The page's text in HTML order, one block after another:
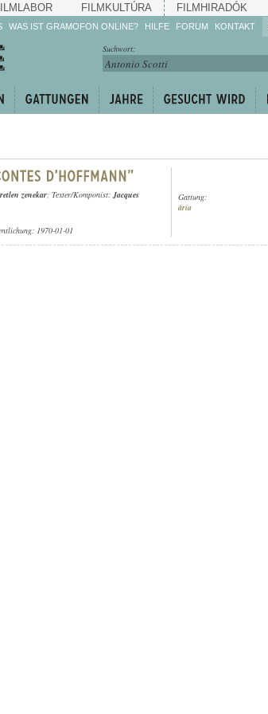
FILMKULTÚRA FILMHIRADÓK
WAS IST GRAMOFON ONLINE? HILFE
Machen Sie mit!
Reden Sie mit!
weiter!
FORUM KONTAKT
Suchwort:
zenekar; Texter/Komponist:Jacques
1970-01-01
Gattung:
ária